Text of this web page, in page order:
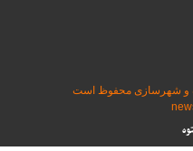
و شهرسازی محفوظ است